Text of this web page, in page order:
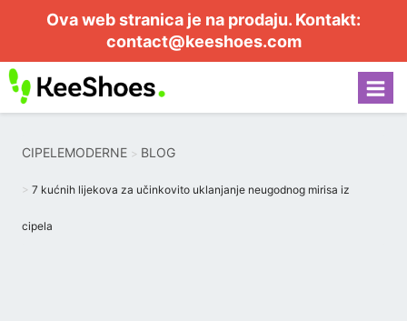
Ova web stranica je na prodaju. Kontakt:
contact@keeshoes.com
CIPELEMODERNE BLOG
7 kućnih lijekova za učinkovito uklanjanje neugodnog mirisa iz
cipela